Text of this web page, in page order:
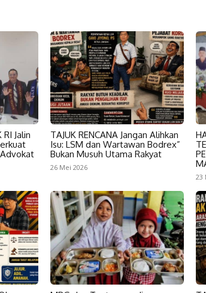
Jalin
TAJUK RENCANA Jangan Alihkan
Isu: LSM dan Wartawan Bodrex”
Bukan Musuh Utama Rakyat
26 Mei 2026
23